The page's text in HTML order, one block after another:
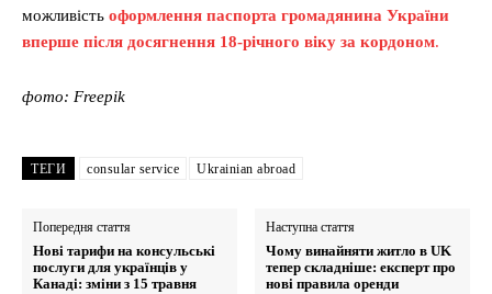
можливість оформлення паспорта громадянина України
вперше після досягнення 18-річного віку за кордоном.
фото: Freepik
ТЕГИ consular service Ukrainian abroad
Попередня стаття
Нові тарифи на консульські
послуги для українців у
Канаді: зміни з 15 травня
Наступна стаття
Чому винайняти житло в UK
тепер складніше: експерт про
нові правила оренди